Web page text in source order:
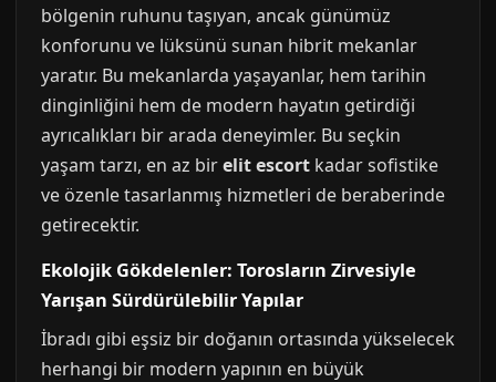
bölgenin ruhunu taşıyan, ancak günümüz
konforunu ve lüksünü sunan hibrit mekanlar
yaratır. Bu mekanlarda yaşayanlar, hem tarihin
dinginliğini hem de modern hayatın getirdiği
ayrıcalıkları bir arada deneyimler. Bu seçkin
yaşam tarzı, en az birelit escort kadar sofistike
ve özenle tasarlanmış hizmetleri de beraberinde
getirecektir.
Ekolojik Gökdelenler: Torosların Zirvesiyle
Yarışan Sürdürülebilir Yapılar
İbradı gibi eşsiz bir doğanın ortasında yükselecek
herhangi bir modern yapının en büyük